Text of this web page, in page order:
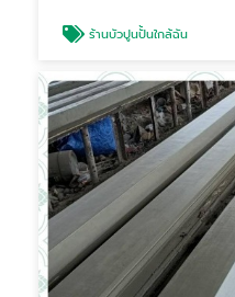
ร้านบัวปูนปั้นใกล้ฉัน